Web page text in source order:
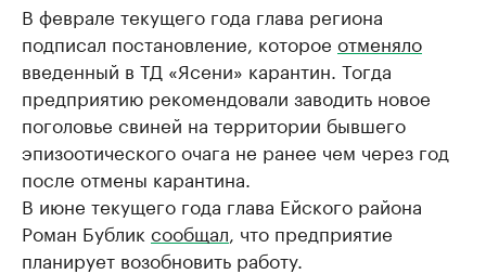
В феврале текущего года глава региона
подписал постановление, которое отменяло
введенный в ТД «Ясени» карантин. Тогда
предприятию рекомендовали заводить новое
поголовье свиней на территории бывшего
эпизоотического очага не ранее чем через год
после отмены карантина.
В июне текущего года глава Ейского района
Роман Бублик сообщал , что предприятие
планирует возобновить работу.